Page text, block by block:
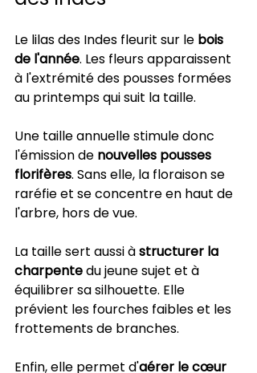
Le lilas des Indes fleurit sur le bois
de l'année. Les fleurs apparaissent
à l'extrémité des pousses formées
au printemps qui suit la taille.
Une taille annuelle stimule donc
l'émission de nouvelles pousses
florifères. Sans elle, la floraison se
raréfie et se concentre en haut de
l'arbre, hors de vue.
La taille sert aussi à structurer la
charpente du jeune sujet et à
équilibrer sa silhouette. Elle
prévient les fourches faibles et les
frottements de branches.
Enfin, elle permet d'aérer le cœur